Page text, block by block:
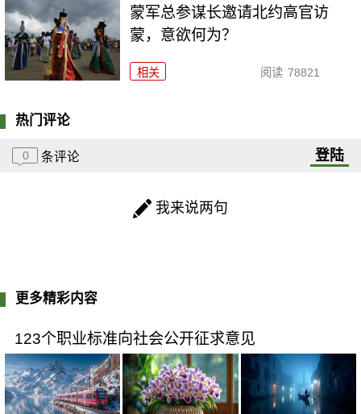
​蒙军总参谋长邀请北约高官访
蒙，意欲何为？
相关 阅读 78821
热门评论
0 条评论 登陆
我来说两句
更多精彩内容
123个职业标准向社会公开征求意见